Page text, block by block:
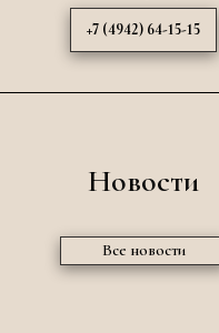
+7 (4942) 64-15-15
Новости
Все новости